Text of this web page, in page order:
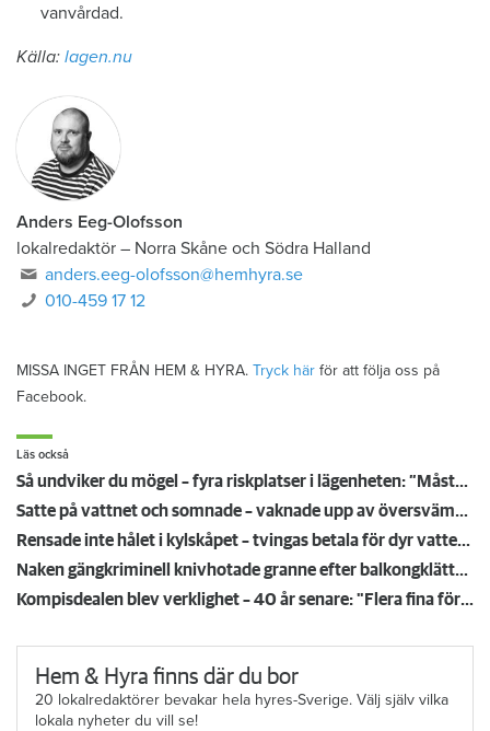
vanvårdad.
Källa: lagen.nu
Anders Eeg-Olofsson
lokalredaktör – Norra Skåne och Södra Halland
anders.eeg-olofsson@hemhyra.se
010-459 17 12
MISSA INGET FRÅN HEM & HYRA. Tryck här för att följa oss på
Facebook.
Läs också
Så undviker du mögel – fyra riskplatser i lägenheten: ”Måste städa bort”
Satte på vattnet och somnade – vaknade upp av översvämning hos grannen
Rensade inte hålet i kylskåpet – tvingas betala för dyr vattenskada
Naken gängkriminell knivhotade granne efter balkongklättring
Kompisdealen blev verklighet – 40 år senare: "Flera fina fördelar med att dela bostad"
Hem & Hyra finns där du bor
20 lokalredaktörer bevakar hela hyres-Sverige. Välj själv vilka
lokala nyheter du vill se!